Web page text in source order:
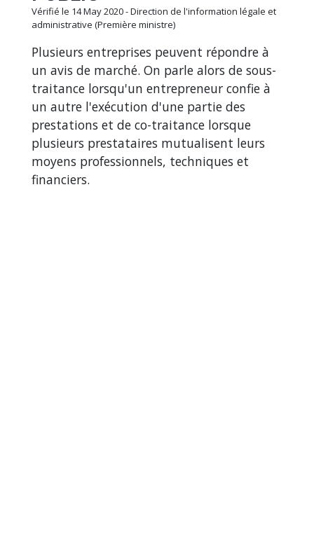
Vérifié le 14 May 2020 - Direction de l'information légale et
administrative (Première ministre)
Plusieurs entreprises peuvent répondre à
un avis de marché. On parle alors de sous-
traitance lorsqu'un entrepreneur confie à
un autre l'exécution d'une partie des
prestations et de co-traitance lorsque
plusieurs prestataires mutualisent leurs
moyens professionnels, techniques et
financiers.